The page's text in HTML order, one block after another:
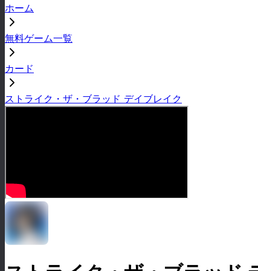
ホーム
無料ゲーム一覧
カード
ストライク・ザ・ブラッド デイブレイク